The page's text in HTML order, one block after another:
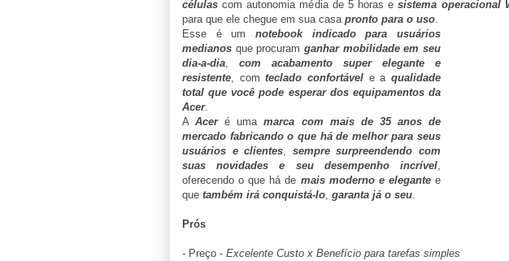
células com autonomia média de 5 horas esistema operacional
para que ele chegue em sua casa pronto para o uso.
Esse é um notebook indicado para usuários
medianos que procuram ganhar mobilidade em seu
dia-a-dia, com acabamento super elegante e
resistente, comteclado confortável e aqualidade
total que você pode esperar dos equipamentos da
Acer.
AAceré umamarca com mais de 35 anos de
mercado fabricando o que há de melhor para seus
usuários e clientes, sempre surpreendendo com
suas novidades e seu desempenho incrível,
oferecendo o que há de mais moderno e elegantee
que também irá conquistá-lo, garanta já o seu.
Prós
- Preço - Excelente Custo x Benefício para tarefas simples